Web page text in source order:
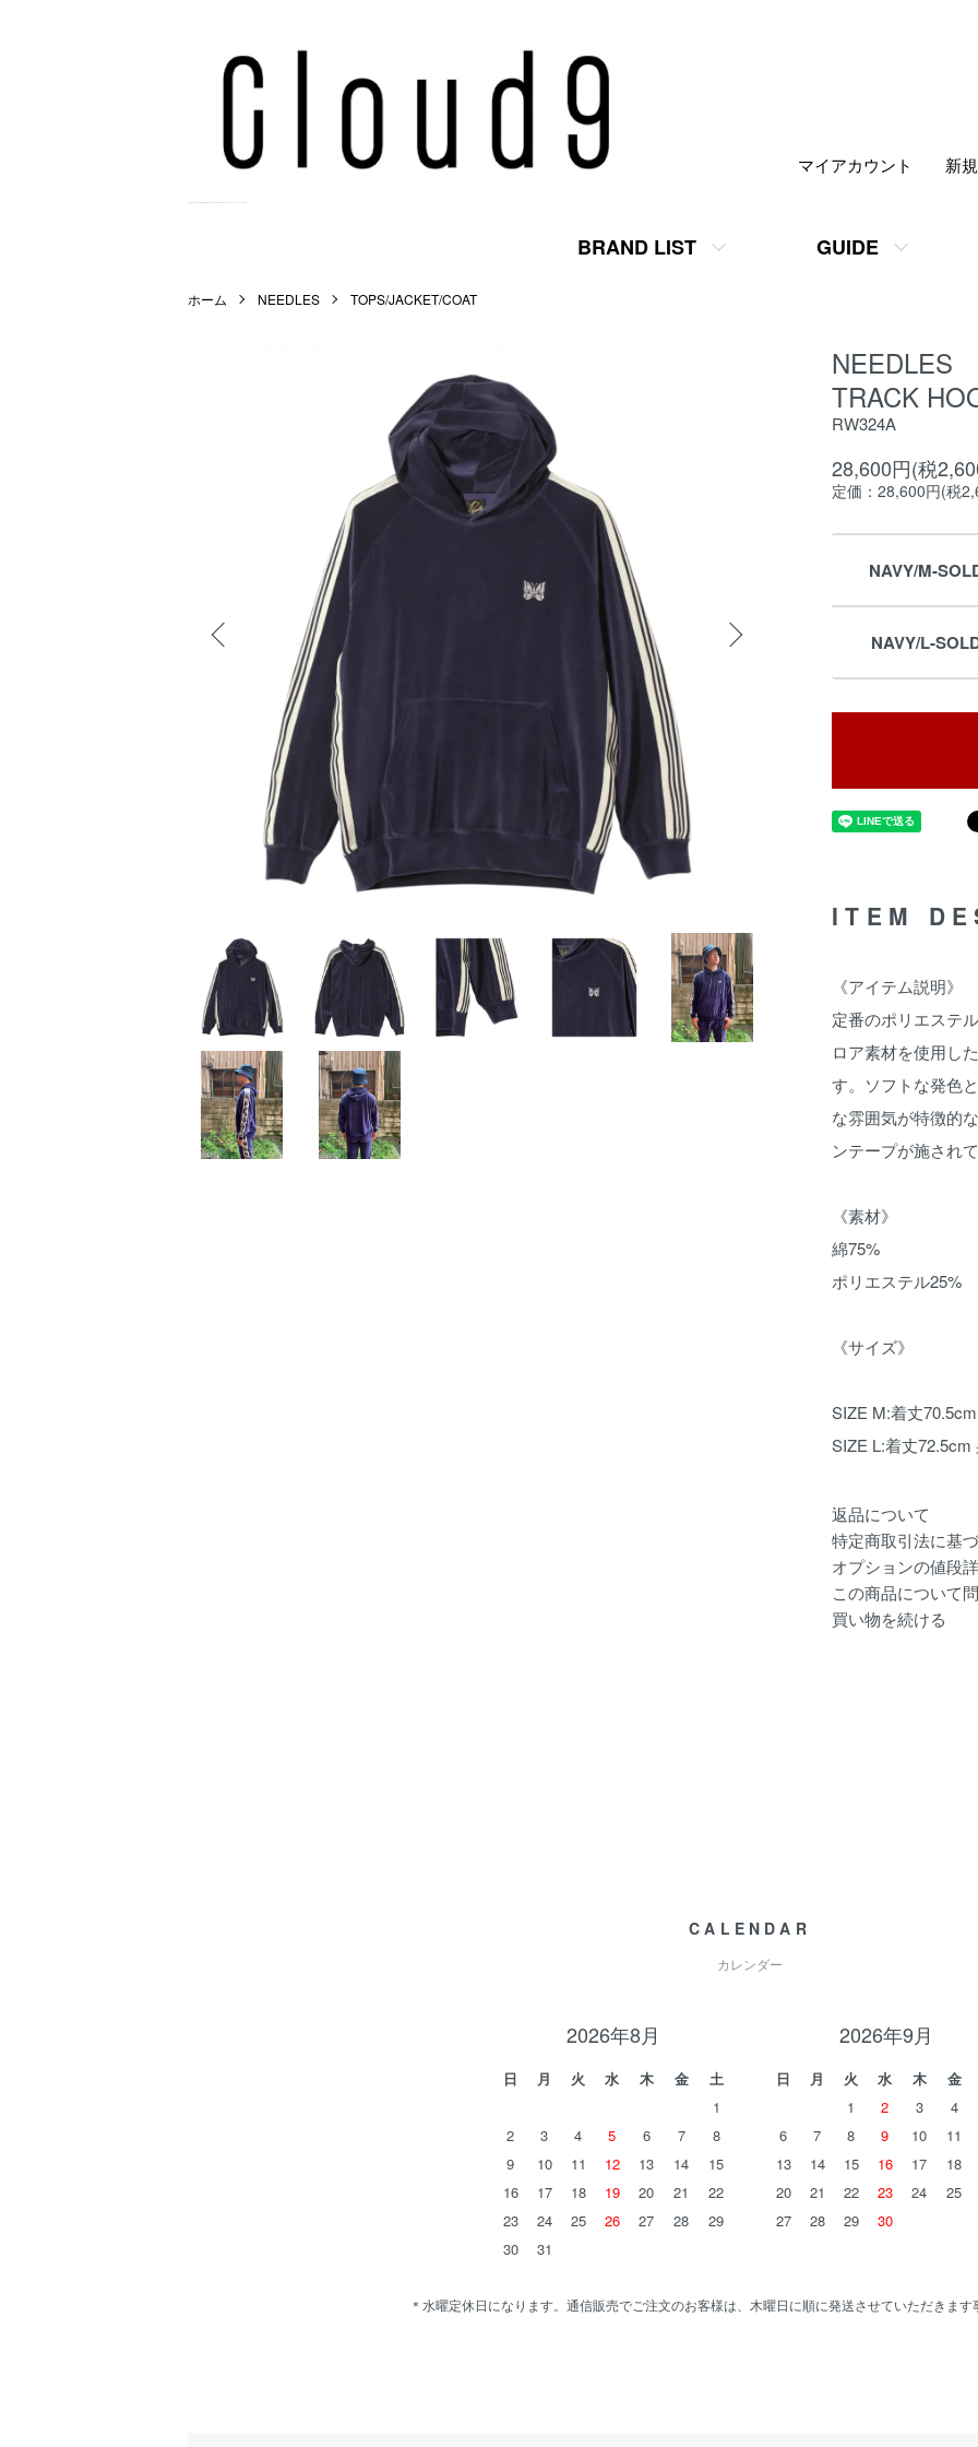
BRAND LIST GUIDE
マイアカウント 新
ホーム NEEDLES TOPS/JACKET/COAT
NEEDLES
TRACK
RW324A
28,600円(税
定価：28,600円(税
NAVY/M-
NAVY/L-
ITEM
《アイテム説明》
定番のポリエステ
ロア素材を使用し
す。ソフトな発色
な雰囲気が特徴的
ンテープが施されて
《素材》
綿75%
ポリエステル25%
《サイズ》
SIZE M:着丈
SIZE L:着丈
返品について
特定商取引法に基
オプションの値段
この商品について
買い物を続ける
CALENDAR
カレンダー
2026年8月
日 月 火 水 木 金
土
1
2
3 4 5 6 7
8
9
10 11 12 13 14
15
16
17 18 19 20 21
22
23
24 25 26 27 28
29
30
31
2026年9月
日 月 火 水 木 金
1
2 3 4
6
7 8 9 10 11
13
14 15 16 17 18
20
21 22 23 24 25
27
28 29 30
＊水曜定休日になります。通信販売でご注文のお客様は、木曜日に順に発送させていただきます